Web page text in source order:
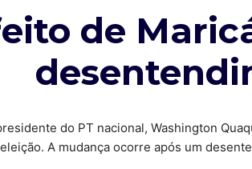
de
do PT nacional, Washington
A mudança ocorre após um